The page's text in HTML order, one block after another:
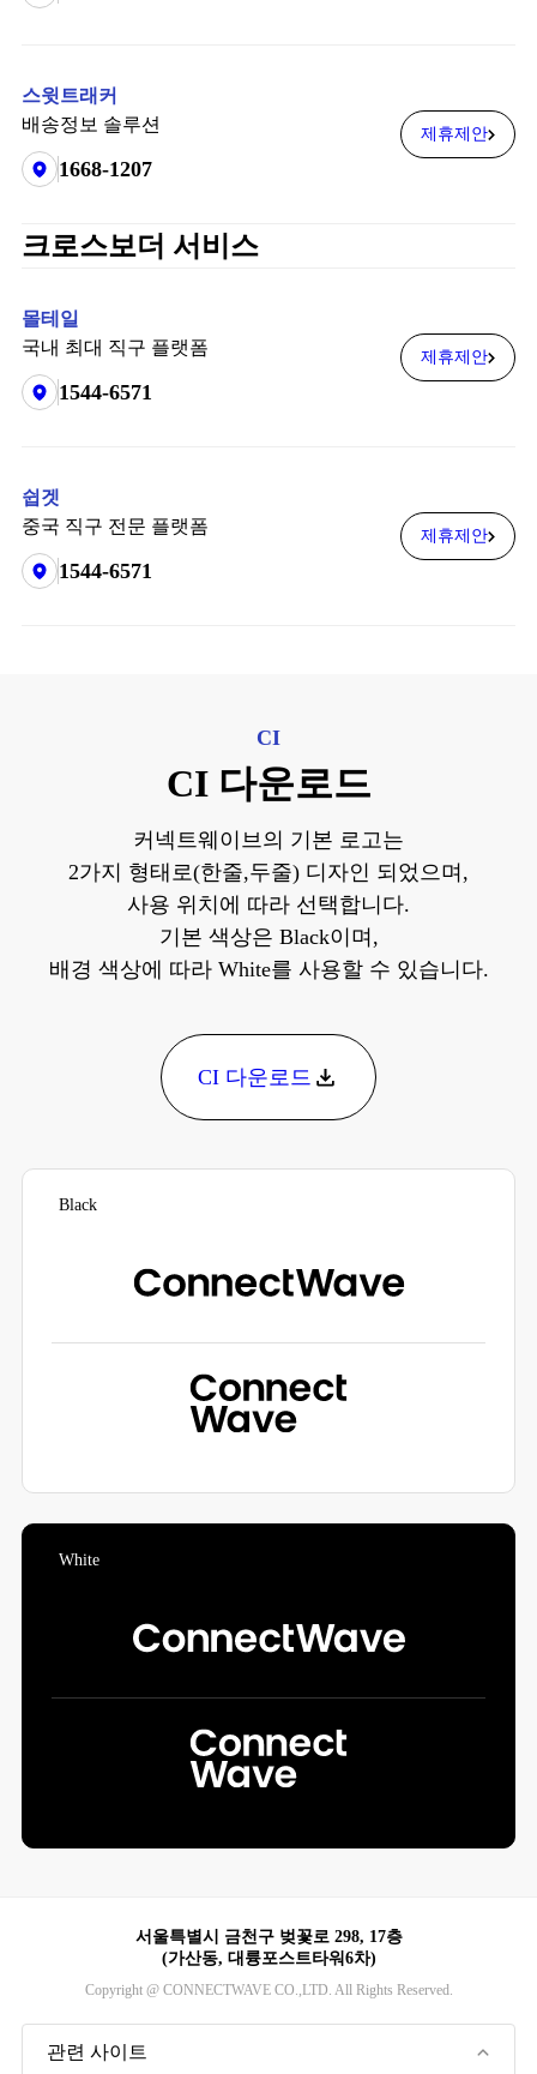
스윗트래커
배송정보 솔루션
1668-1207
제휴제안
크로스보더 서비스
몰테일
국내 최대 직구 플랫폼
1544-6571
제휴제안
쉽겟
중국 직구 전문 플랫폼
1544-6571
제휴제안
CI
CI 다운로드
커넥트웨이브의 기본 로고는
2가지 형태로(한줄,두줄) 디자인 되었으며,
사용 위치에 따라 선택합니다.
기본 색상은 Black이며,
배경 색상에 따라 White를 사용할 수 있습니다.
CI 다운로드
서울특별시 금천구 벚꽃로 298, 17층
(가산동, 대륭포스트타워6차)
Copyright @ CONNECTWAVE CO.,LTD. All Rights Reserved.
관련 사이트